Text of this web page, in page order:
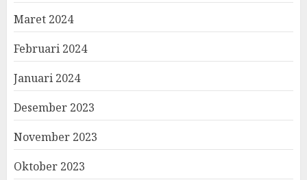
Maret 2024
Februari 2024
Januari 2024
Desember 2023
November 2023
Oktober 2023